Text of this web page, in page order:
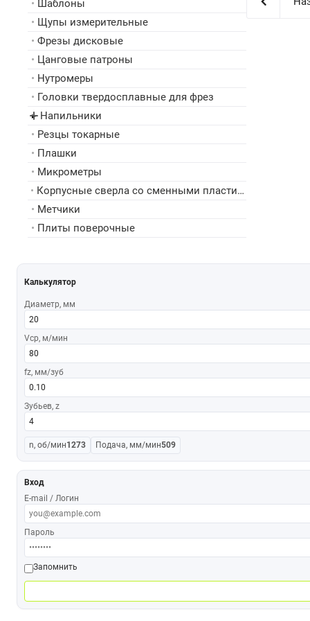
• Шаблоны
• Щупы измерительные
• Фрезы дисковые
• Цанговые патроны
• Нутромеры
• Головки твердосплавные для фрез
▸ Напильники
• Резцы токарные
• Плашки
• Микрометры
•
Корпусные сверла со сменными пластинами
• Метчики
• Плиты поверочные
Калькулятор
Диаметр, мм
Vср, м/мин
fz, мм/зуб
Зубьев, z
n, об/мин1273 Подача, мм/мин509
Вход
E-mail / Логин
Пароль
Запомнить